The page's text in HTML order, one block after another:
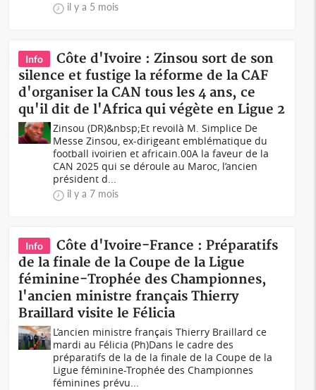
il y a 5 mois
Info
Côte d'Ivoire : Zinsou sort de son
silence et fustige la réforme de la CAF
d'organiser la CAN tous les 4 ans, ce
qu'il dit de l'Africa qui végète en Ligue 2
Zinsou (DR)&nbsp;Et revoilà M. Simplice De
Messe Zinsou, ex-dirigeant emblématique du
football ivoirien et africain.00A la faveur de la
CAN 2025 qui se déroule au Maroc, l’ancien
président d...
il y a 7 mois
Info
Côte d'Ivoire-France : Préparatifs
de la finale de la Coupe de la Ligue
féminine-Trophée des Championnes,
l'ancien ministre français Thierry
Braillard visite le Félicia
L’ancien ministre français Thierry Braillard ce
mardi au Félicia (Ph)Dans le cadre des
préparatifs de la de la finale de la Coupe de la
Ligue féminine-Trophée des Championnes
féminines prévu...